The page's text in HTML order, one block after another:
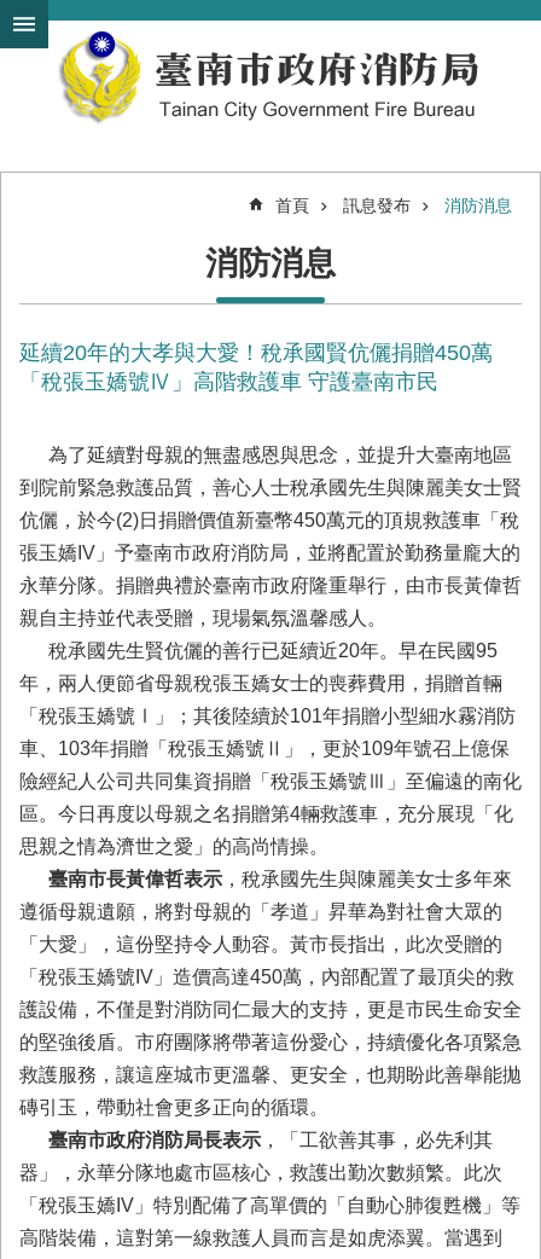
跳到主要內容區塊
搜
尋
進
介
訊
息
便
民
服
務
業
務/
訊
服
消
防
宣
導
力
園
地
接
受
贈
與
公
徵
信
首頁 訊息發布 消防消息
消防消息
延續20年的大孝與大愛！稅承國賢伉儷捐贈450萬
「稅張玉嬌號Ⅳ」高階救護車 守護臺南市民
為了延續對母親的無盡感恩與思念，並提升大臺南地區
到院前緊急救護品質，善心人士稅承國先生與陳麗美女士賢
伉儷，於今(2)日捐贈價值新臺幣450萬元的頂規救護車「稅
張玉嬌IV」予臺南市政府消防局，並將配置於勤務量龐大的
永華分隊。捐贈典禮於臺南市政府隆重舉行，由市長黃偉哲
親自主持並代表受贈，現場氣氛溫馨感人。
稅承國先生賢伉儷的善行已延續近20年。早在民國95
年，兩人便節省母親稅張玉嬌女士的喪葬費用，捐贈首輛
「稅張玉嬌號Ⅰ」；其後陸續於101年捐贈小型細水霧消防
車、103年捐贈「稅張玉嬌號Ⅱ」，更於109年號召上億保
險經紀人公司共同集資捐贈「稅張玉嬌號Ⅲ」至偏遠的南化
區。今日再度以母親之名捐贈第4輛救護車，充分展現「化
思親之情為濟世之愛」的高尚情操。
臺南市長黃偉哲表示 ，稅承國先生與陳麗美女士多年來
遵循母親遺願，將對母親的「孝道」昇華為對社會大眾的
「大愛」，這份堅持令人動容。黃市長指出，此次受贈的
「稅張玉嬌號IV」造價高達450萬，內部配置了最頂尖的救
護設備，不僅是對消防同仁最大的支持，更是市民生命安全
的堅強後盾。市府團隊將帶著這份愛心，持續優化各項緊急
救護服務，讓這座城市更溫馨、更安全，也期盼此善舉能拋
磚引玉，帶動社會更多正向的循環。
臺南市政府消防局長表示 ，「工欲善其事，必先利其
器」，永華分隊地處市區核心，救護出勤次數頻繁。此次
「稅張玉嬌IV」特別配備了高單價的「自動心肺復甦機」等
高階裝備，這對第一線救護人員而言是如虎添翼。當遇到